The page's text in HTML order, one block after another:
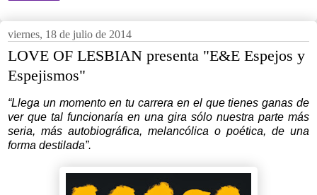
viernes, 18 de julio de 2014
LOVE OF LESBIAN presenta "E&E Espejos y
Espejismos"
“Llega un momento en tu carrera en el que tienes ganas de
ver que tal funcionaría en una gira sólo nuestra parte más
seria, más autobiográfica, melancólica o poética, de una
forma destilada”.